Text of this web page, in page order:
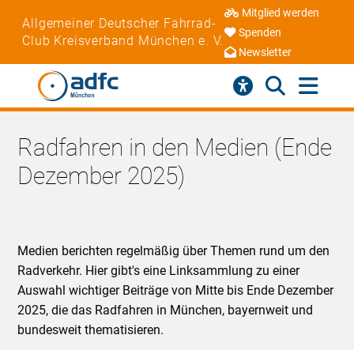
Allgemeiner Deutscher Fahrrad-
Club Kreisverband München e. V.
Mitglied werden
Spenden
Newsletter
Radfahren in den Medien (Ende
Dezember 2025)
Medien berichten regelmäßig über Themen rund um den
Radverkehr. Hier gibt's eine Linksammlung zu einer
Auswahl wichtiger Beiträge von Mitte bis Ende Dezember
2025, die das Radfahren in München, bayernweit und
bundesweit thematisieren.